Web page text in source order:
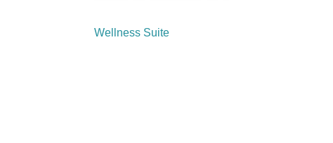
Wellness Suite